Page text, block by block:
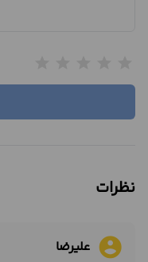
نظرات
account_circle علیرضا